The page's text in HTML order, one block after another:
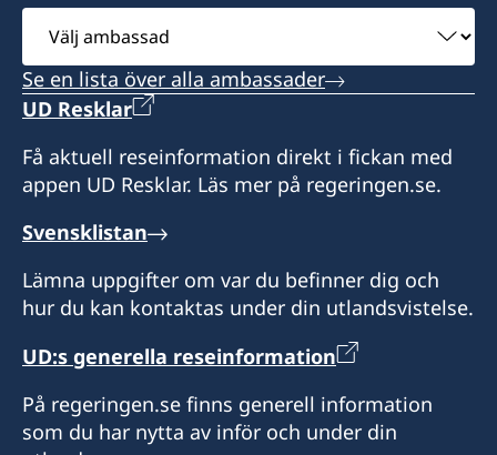
Välj
ambassad
Se en lista över alla ambassader
UD Resklar
Få aktuell reseinformation direkt i fickan med
appen UD Resklar. Läs mer på regeringen.se.
Svensklistan
Lämna uppgifter om var du befinner dig och
hur du kan kontaktas under din utlandsvistelse.
UD:s generella reseinformation
På regeringen.se finns generell information
som du har nytta av inför och under din